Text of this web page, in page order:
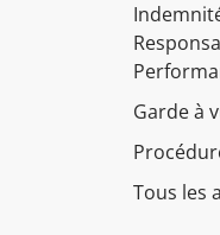
Garde à
Tous les